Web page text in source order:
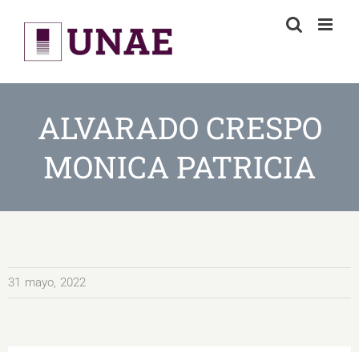
content
ALVARADO CRESPO
MONICA PATRICIA
31 mayo, 2022